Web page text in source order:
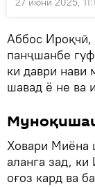
Аббос Ироқчӣ,
панҷшанбе
ки даври нави
шавад ё не ва
Ховари Миёна
аланга зад,
оғоз кард ва